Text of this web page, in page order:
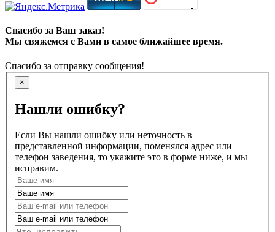
Спасибо за Ваш заказ!
Мы свяжемся с Вами в самое ближайшее время.
Спасибо за отправку сообщения!
×
Нашли ошибку?
Если Вы нашли ошибку или неточность в
представленной информации, поменялся адрес или
телефон заведения, то укажите это в форме ниже, и мы
исправим.